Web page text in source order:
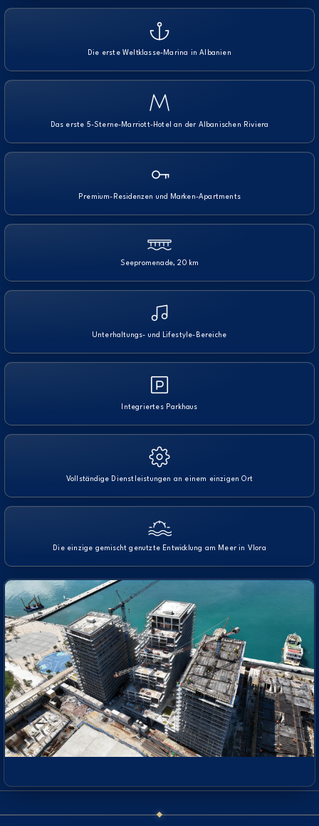
Die erste Weltklasse-Marina in Albanien
Das erste 5-Sterne-Marriott-Hotel an der Albanischen Riviera
Premium-Residenzen und Marken-Apartments
Seepromenade, 20 km
Unterhaltungs- und Lifestyle-Bereiche
Integriertes Parkhaus
Vollständige Dienstleistungen an einem einzigen Ort
Die einzige gemischt genutzte Entwicklung am Meer in Vlora